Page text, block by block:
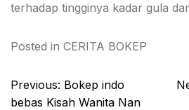
terhadap tingginya kadar gula
Posted in CERITA BOKEP
Post
navigation
Previous: Bokep indo
bebas Kisah Wanita Nan